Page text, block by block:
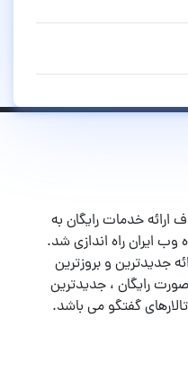
در سال ۱۳۸۶ با هدف ارائه خدمات رایگان به
وب ایران راه اندازی شد.
جدیدترین و بروزترین
رایگان ، جدیدترین
گفتگو می باشد.